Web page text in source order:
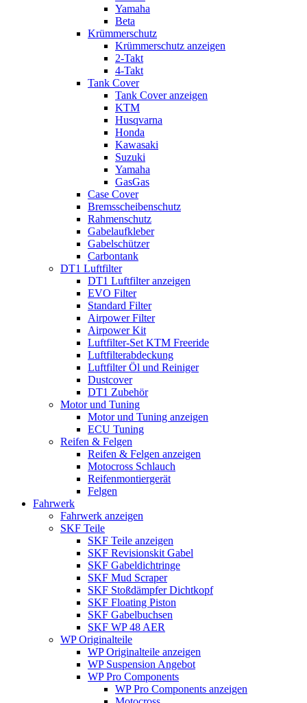
Yamaha
Beta
Krümmerschutz
Krümmerschutz anzeigen
2-Takt
4-Takt
Tank Cover
Tank Cover anzeigen
KTM
Husqvarna
Honda
Kawasaki
Suzuki
Yamaha
GasGas
Case Cover
Bremsscheibenschutz
Rahmenschutz
Gabelaufkleber
Gabelschützer
Carbontank
DT1 Luftfilter
DT1 Luftfilter anzeigen
EVO Filter
Standard Filter
Airpower Filter
Airpower Kit
Luftfilter-Set KTM Freeride
Luftfilterabdeckung
Luftfilter Öl und Reiniger
Dustcover
DT1 Zubehör
Motor und Tuning
Motor und Tuning anzeigen
ECU Tuning
Reifen & Felgen
Reifen & Felgen anzeigen
Motocross Schlauch
Reifenmontiergerät
Felgen
Fahrwerk
Fahrwerk anzeigen
SKF Teile
SKF Teile anzeigen
SKF Revisionskit Gabel
SKF Gabeldichtringe
SKF Mud Scraper
SKF Stoßdämpfer Dichtkopf
SKF Floating Piston
SKF Gabelbuchsen
SKF WP 48 AER
WP Originalteile
WP Originalteile anzeigen
WP Suspension Angebot
WP Pro Components
WP Pro Components anzeigen